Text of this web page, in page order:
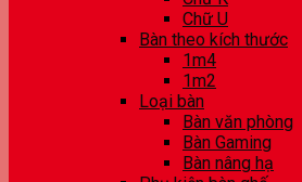
Chữ U
Bàn theo kích thước
1m4
1m2
Loại bàn
Bàn văn phòng
Bàn Gaming
Bàn nâng hạ